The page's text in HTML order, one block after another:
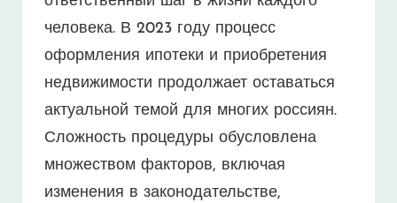
человека. В 2023 году процесс
оформления ипотеки и приобретения
недвижимости продолжает оставаться
актуальной темой для многих россиян.
Сложность процедуры обусловлена
множеством факторов, включая
изменения в законодательстве,